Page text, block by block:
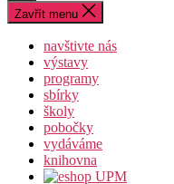
Zavřít menu
navštivte nás
výstavy
programy
sbírky
školy
pobočky
vydáváme
knihovna